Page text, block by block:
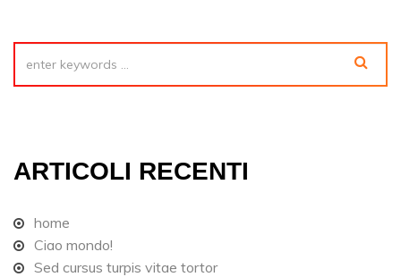
ARTICOLI RECENTI
home
Ciao mondo!
Sed cursus turpis vitae tortor